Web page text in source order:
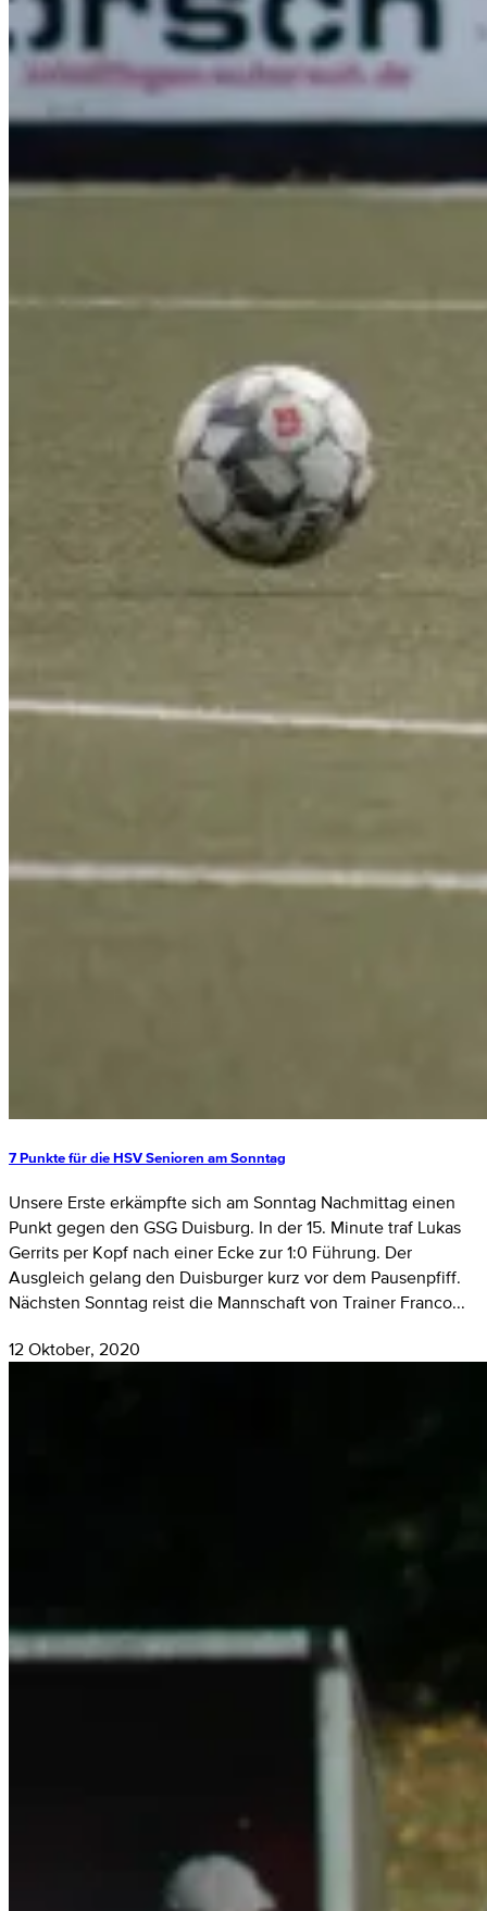
7 Punkte für die HSV Senioren am Sonntag
Unsere Erste erkämpfte sich am Sonntag Nachmittag einen
Punkt gegen den GSG Duisburg. In der 15. Minute traf Lukas
Gerrits per Kopf nach einer Ecke zur 1:0 Führung. Der
Ausgleich gelang den Duisburger kurz vor dem Pausenpfiff.
Nächsten Sonntag reist die Mannschaft von Trainer Franco...
12 Oktober, 2020